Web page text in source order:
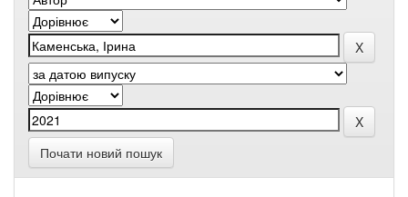
Почати новий пошук